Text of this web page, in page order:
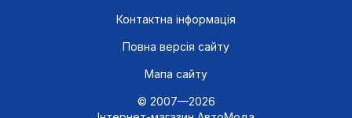
Контактна інформація
Повна версія сайту
Мапа сайту
© 2007—2026